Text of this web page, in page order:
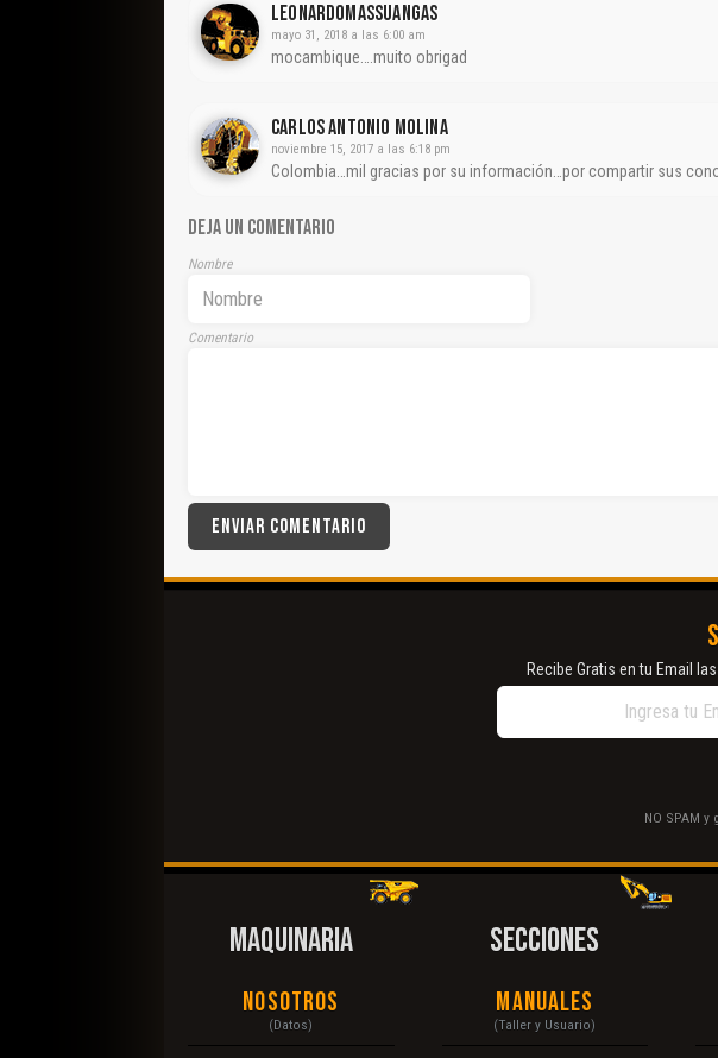
Leonardomassuangas
mayo 31, 2018 a las 6:00 am
mocambique….muito obrigad
CARLOS ANTONIO MOLINA
noviembre 15, 2017 a las 6:18 pm
Colombia…mil gracias por su información…por compartir sus
DEJA UN COMENTARIO
Nombre
Comentario
Recibe Gratis en tu Email
NO SPAM y
MAQUINARIA
Nosotros
(Datos)
SECCIONES
Manuales
(Taller y Usuario)